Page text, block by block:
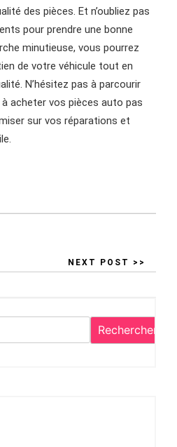
des pièces. Et n’oubliez pas
pour prendre une bonne
minutieuse, vous pourrez
de votre véhicule tout en
N’hésitez pas à parcourir
acheter vos pièces auto pas
sur vos réparations et
NEXT POST >>